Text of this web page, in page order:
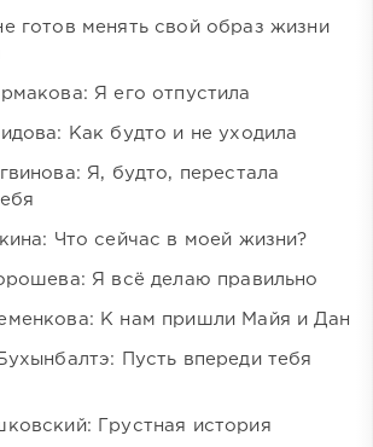
готов менять свой образ жизни
Я его отпустила
Как будто и не уходила
Я, будто, перестала
Что сейчас в моей жизни?
Я всё делаю правильно
К нам пришли Майя и Дан
Пусть впереди тебя
Грустная история